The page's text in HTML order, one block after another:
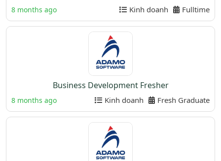
8 months ago Kinh doanh Fulltime
Business Development Fresher
8 months ago Kinh doanh Fresh Graduate